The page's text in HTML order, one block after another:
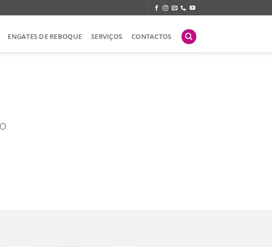
ENGATES DE REBOQUE SERVIÇOS CONTACTOS